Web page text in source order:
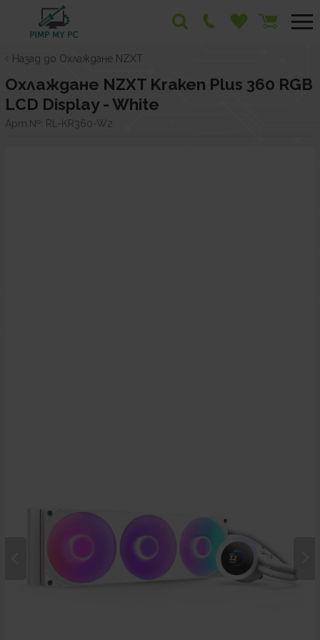
Назад до Охлаждане NZXT
Охлаждане NZXT Kraken Plus 360 RGB
LCD Display - White
Арт.№: RL-KR360-W2